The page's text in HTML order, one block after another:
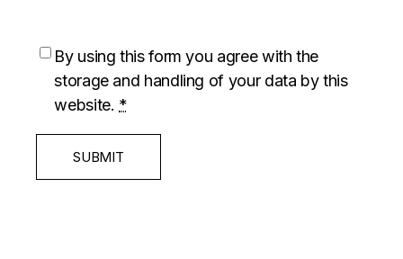
By using this form you agree with the
storage and handling of your data by this
website. *
SUBMIT